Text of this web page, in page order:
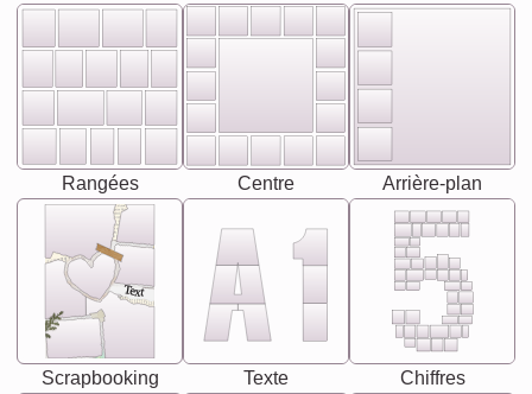
Rangées Centre Arrière-plan
Text
Scrapbooking Texte Chiffres